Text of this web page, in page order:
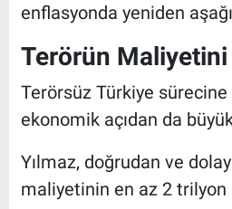
enflasyonda yeniden
Terörün
Terörsüz Türkiye
ekonomik açıdan da
Yılmaz, doğrudan ve
maliyetinin en az 2